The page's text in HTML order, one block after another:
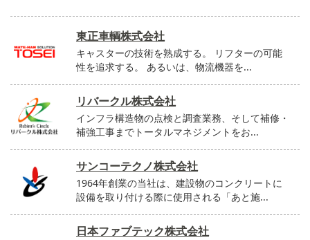
東正車輌株式会社
キャスターの技術を熟成する。 リフターの可能
性を追求する。 あるいは、物流機器を...
リバークル株式会社
インフラ構造物の点検と調査業務、そして補修・
補強工事までトータルマネジメントをお...
サンコーテクノ株式会社
1964年創業の当社は、建設物のコンクリートに
設備を取り付ける際に使用される「あと施...
日本ファブテック株式会社